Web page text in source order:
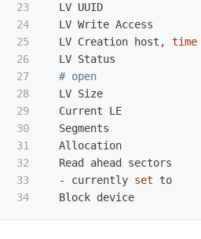
23
24
25
26
27
28
29
30
31
32
33
LV UUID
  LV Write Access
  LV Creation host,
time
LV Status
# open
LV Size
Current LE
Segments
Allocation
Read ahead sectors
  - currently
set to